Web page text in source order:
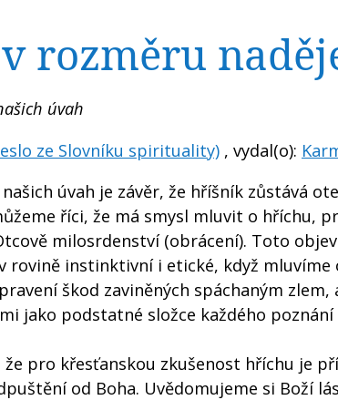
rozměru
úvah
ze Slovníku spirituality) , vydal(o):
úvah je závěr, že hříšník zůstává
říci, že má smysl mluvit o hříchu,
milosrdenství (obrácení). Toto
rovině instinktivní i etické, když
škod zaviněných spáchaným
jako podstatné složce každého poznání
že pro křesťanskou zkušenost hříchu je
od Boha. Uvědomujeme si Boží